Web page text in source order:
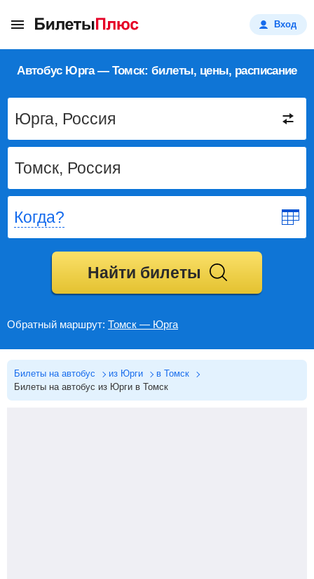
Вход
Автобус Юрга — Томск: билеты, цены, расписание
Когда?
Найти билеты
Обратный маршрут: Томск — Юрга
Билеты на автобус из Юрги
в Томск
Билеты на автобус из Юрги в Томск